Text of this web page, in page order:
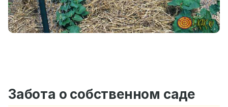
Забота о собственном саде